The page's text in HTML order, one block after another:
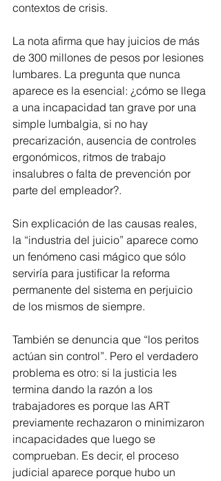
contextos de crisis.
La nota afirma que hay juicios de más
de 300 millones de pesos por lesiones
lumbares. La pregunta que nunca
aparece es la esencial: ¿cómo se llega
a una incapacidad tan grave por una
simple lumbalgia, si no hay
precarización, ausencia de controles
ergonómicos, ritmos de trabajo
insalubres o falta de prevención por
parte del empleador?.
Sin explicación de las causas reales,
la “industria del juicio” aparece como
un fenómeno casi mágico que sólo
serviría para justificar la reforma
permanente del sistema en perjuicio
de los mismos de siempre.
También se denuncia que “los peritos
actúan sin control”. Pero el verdadero
problema es otro: si la justicia les
termina dando la razón a los
trabajadores es porque las ART
previamente rechazaron o minimizaron
incapacidades que luego se
comprueban. Es decir, el proceso
judicial aparece porque hubo un